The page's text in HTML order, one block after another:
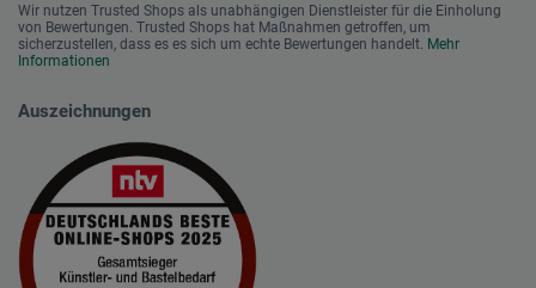
Wir nutzen Trusted Shops als unabhängigen Dienstleister für die Einholung
von Bewertungen. Trusted Shops hat Maßnahmen getroffen, um
sicherzustellen, dass es es sich um echte Bewertungen handelt. Mehr
Informationen
Auszeichnungen